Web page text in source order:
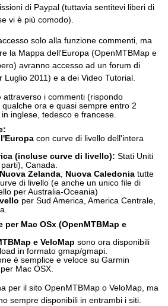
di Paypal (tuttavia sentitevi liberi di
vi è più comodo).
solo alla funzione commenti, ma
la Mappa dell'Europa (OpenMTBMap e
avranno accesso ad un forum di
2011) e a dei Video Tutorial.
attraverso i commenti (rispondo
ora e quasi sempre entro 2
inglese, tedesco e francese.
:
con curve di livello dell'intera
(incluse curve di livello): Stati Uniti
Canada.
Zelanda, Nuova Caledonia tutte
di livello (e anche un unico file di
per Australia-Oceania)
per Sud America, America Centrale,
per Mac OSx (OpenMTBMap e
e VeloMap sono ora disponibili
in formato gmap/gmapi.
è semplice e veloce su Garmin
Mac OSX.
per il sito OpenMTBMap o VeloMap, ma
sempre disponibili in entrambi i siti.